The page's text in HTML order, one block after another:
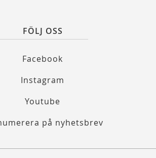
FÖLJ OSS
Facebook
Instagram
Youtube
på nyhetsbrev